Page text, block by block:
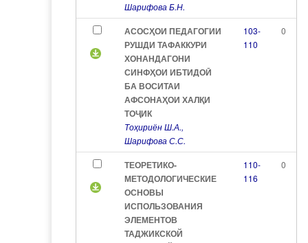
Шарифова Б.Н.
АСОСҲОИ ПЕДАГОГИИ
РУШДИ ТАФАККУРИ
ХОНАНДАГОНИ
СИНФҲОИ ИБТИДОӢ
БА ВОСИТАИ
АФСОНАҲОИ ХАЛҚИ
ТОҶИК
Тоҳириён Ш.А.,
Шарифова С.С.
103-
110
0
ТЕОРЕТИКО-
МЕТОДОЛОГИЧЕСКИЕ
ОСНОВЫ
ИСПОЛЬЗОВАНИЯ
ЭЛЕМЕНТОВ
ТАДЖИКСКОЙ
110-
116
0